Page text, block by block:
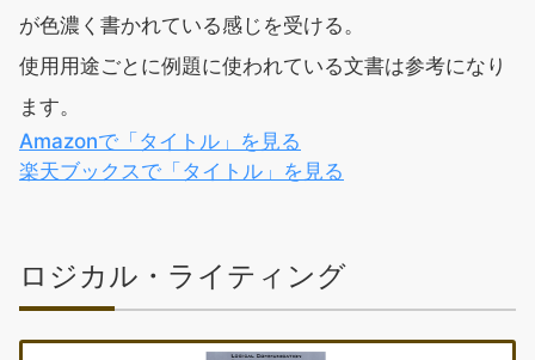
が色濃く書かれている感じを受ける。
使用用途ごとに例題に使われている文書は参考になり
ます。
Amazonで「タイトル」を見る
楽天ブックスで「タイトル」を見る
ロジカル・ライティング